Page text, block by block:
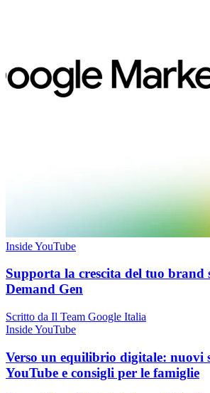
Inside YouTube
Supporta la crescita del tuo brand
Demand Gen
Scritto da Il Team Google Italia
Inside YouTube
Verso un equilibrio digitale: nuovi
YouTube e consigli per le famiglie